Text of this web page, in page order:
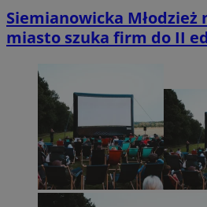
Siemianowicka Młodzież
miasto szuka firm do II